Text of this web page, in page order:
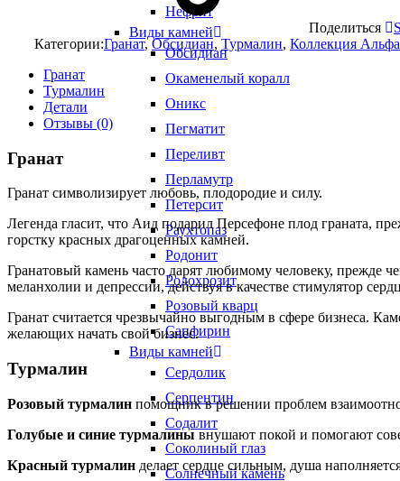
Нефрит
Виды камней
Обсидиан
Окаменелый коралл
Оникс
Пегматит
Переливт
Перламутр
Петерсит
Раухтопаз
Родонит
Родохрозит
Розовый кварц
Сапфирин
Виды камней
Сердолик
Серпентин
Содалит
Соколиный глаз
Солнечный камень
Поделиться
Категории:Гранат, Обсидиан, Турмалин, Коллекция Альфа
Гранат
Турмалин
Детали
Отзывы (0)
Гранат
Гранат символизирует любовь, плодородие и силу.
Легенда гласит, что Аид подарил Персефоне плод граната,
горстку красных драгоценных камней.
Гранатовый камень часто дарят любимому человеку, прежде
меланхолии и депрессии, действуя в качестве стимулятор
Гранат считается чрезвычайно выгодным в сфере бизнеса.
желающих начать свой бизнес.
Турмалин
Розовый турмалин помощник в решении проблем
Голубые и синие турмалинывнушают покой и помогают
Красный турмалин делает сердце сильным, душа